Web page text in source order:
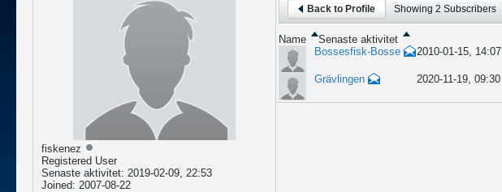
fiskenez
Registered User
Senaste aktivitet: 2019-02-09, 22:53
Joined: 2007-08-22
Back to Profile Showing 2 Subscribers
Name
Senaste aktivitet
Bossesfisk-Bosse
2010-01-15, 14:07
Grävlingen 2020-11-19, 09:30